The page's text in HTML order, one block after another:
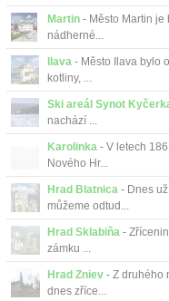
Martin - Město Martin je
nádherné...
Ilava - Město Ilava bylo
kotliny, ...
Ski areál Synot
nachází ...
Karolinka - V letech
Nového Hr...
Hrad Blatnica - Dnes
můžeme odtud...
Hrad Sklabiňa -
zámku ...
Hrad Zniev - Z druhého
dnes zříce...